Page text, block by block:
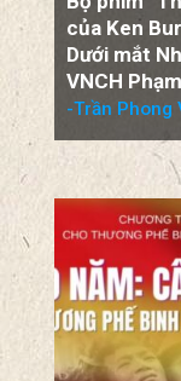
Bộ phim
của Ken
Dưới mắt
VNCH
-Trần Phong